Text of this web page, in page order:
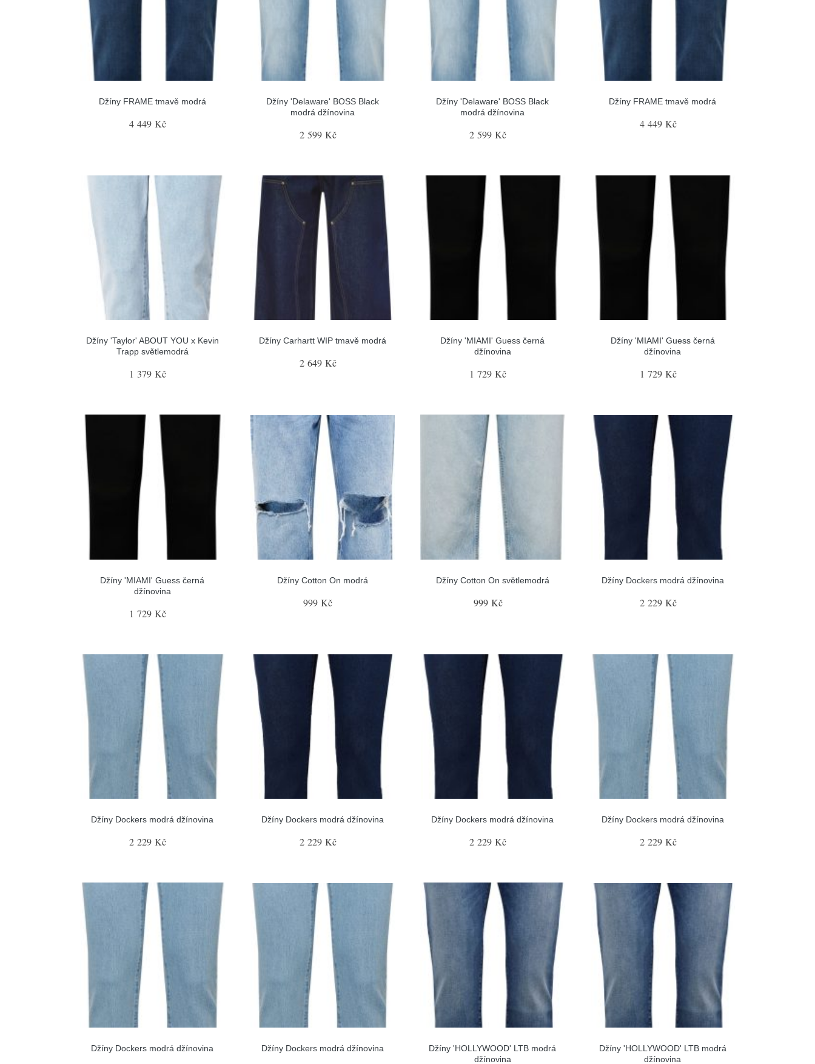
Džíny FRAME tmavě modrá
4 449 Kč
Džíny 'Delaware' BOSS Black
modrá džínovina
2 599 Kč
Džíny 'Delaware' BOSS Black
modrá džínovina
2 599 Kč
Džíny FRAME tmavě modrá
4 449 Kč
Džíny 'Taylor' ABOUT YOU x Kevin
Trapp světlemodrá
1 379 Kč
Džíny Carhartt WIP tmavě modrá
2 649 Kč
Džíny 'MIAMI' Guess černá
džínovina
1 729 Kč
Džíny 'MIAMI' Guess černá
džínovina
1 729 Kč
Džíny 'MIAMI' Guess černá
džínovina
1 729 Kč
Džíny Cotton On modrá
999 Kč
Džíny Cotton On světlemodrá
999 Kč
Džíny Dockers modrá džínovina
2 229 Kč
Džíny Dockers modrá džínovina
2 229 Kč
Džíny Dockers modrá džínovina
2 229 Kč
Džíny Dockers modrá džínovina
2 229 Kč
Džíny Dockers modrá džínovina
2 229 Kč
Džíny Dockers modrá džínovina Džíny Dockers modrá džínovina
Džíny 'HOLLYWOOD' LTB modrá
džínovina
Džíny 'HOLLYWOOD' LTB modrá
džínovina